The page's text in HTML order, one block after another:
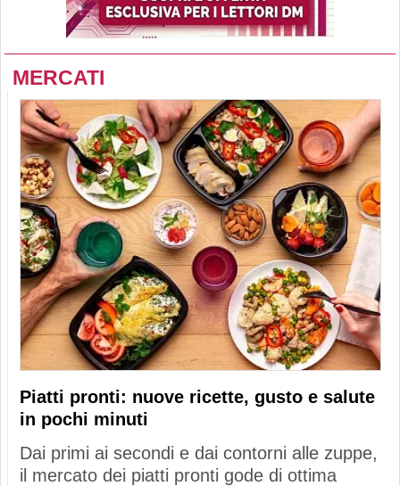
MERCATI
Piatti pronti: nuove ricette, gusto e salute
in pochi minuti
Dai primi ai secondi e dai contorni alle zuppe,
il mercato dei piatti pronti gode di ottima